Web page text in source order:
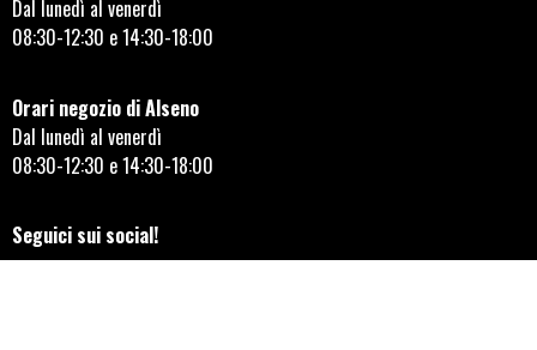
Dal lunedì al venerdì
08:30-12:30 e 14:30-18:00
Orari negozio di Alseno
Dal lunedì al venerdì
08:30-12:30 e 14:30-18:00
Seguici sui social!